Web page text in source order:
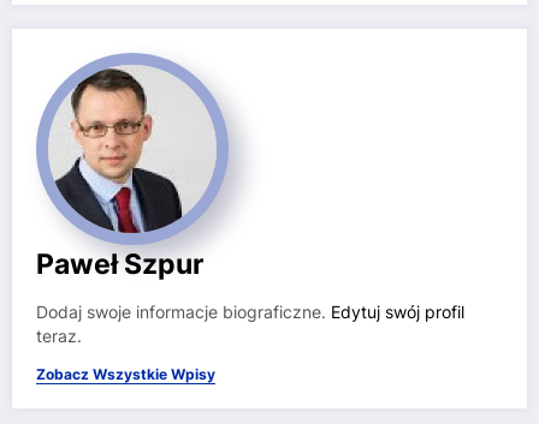
Paweł Szpur
Dodaj swoje informacje biograficzne. Edytuj swój profil
teraz.
Zobacz Wszystkie Wpisy